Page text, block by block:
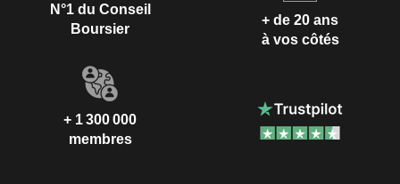
N°1 du Conseil
Boursier
+ de 20 ans
à vos côtés
+ 1 300 000
membres